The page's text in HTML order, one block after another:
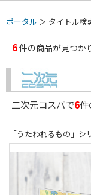
ポータル ＞ タイトル検
6件の商品が見つか
二次元コスパで6
「うたわれるもの」シ